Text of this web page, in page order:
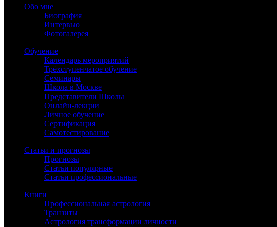
Обо мне
Биография
Интервью
Фотогалерея
Обучение
Календарь мероприятий
Трёхступенчатое обучение
Семинары
Школа в Москве
Представители Школы
Онлайн-лекции
Личное обучение
Сертификация
Самотестирование
Статьи и прогнозы
Прогнозы
Статьи популярные
Статьи профессиональные
Книги
Профессиональная астрология
Транзиты
Астрология трансформации личности